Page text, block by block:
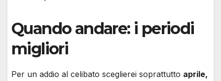
Quando andare: i periodi
migliori
Per un addio al celibato sceglierei soprattutto aprile,